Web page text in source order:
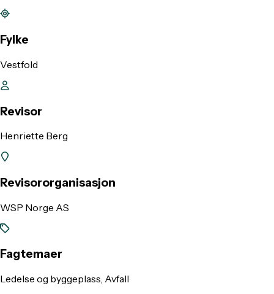
Fylke
Vestfold
Revisor
Henriette Berg
Revisororganisasjon
WSP Norge AS
Fagtemaer
Ledelse og byggeplass, Avfall